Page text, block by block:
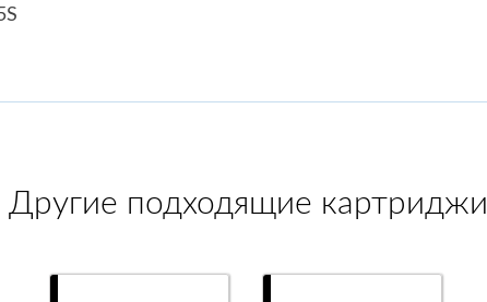
Другие подходящие картриджи